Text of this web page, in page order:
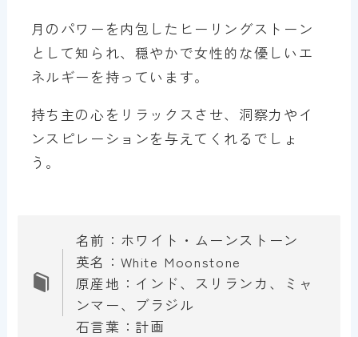
月のパワーを内包したヒーリングストーン
として知られ、穏やかで女性的な優しいエ
ネルギーを持っています。
持ち主の心をリラックスさせ、洞察力やイ
ンスピレーションを与えてくれるでしょ
う。
名前：ホワイト・ムーンストーン
英名：White Moonstone
原産地：インド、スリランカ、ミャ
ンマー、ブラジル
石言葉：計画